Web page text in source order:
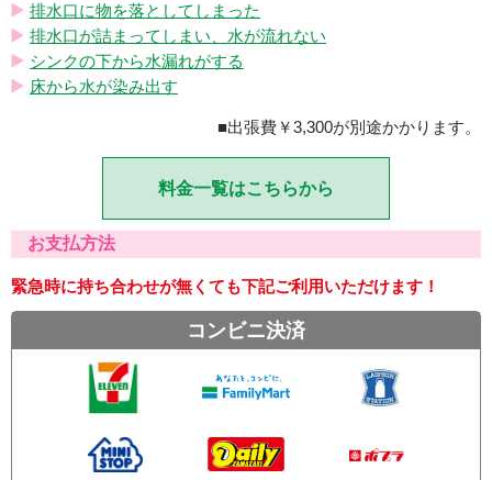
排水口に物を落としてしまった
排水口が詰まってしまい、水が流れない
シンクの下から水漏れがする
床から水が染み出す
■出張費￥3,300が別途かかります。
料金一覧はこちらから
お支払方法
緊急時に持ち合わせが無くても下記ご利用いただけます！
コンビニ決済